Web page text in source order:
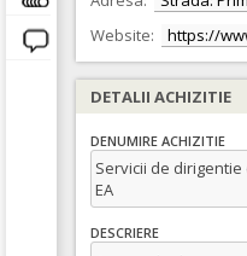
Website:
https://
DETALII ACHIZITIE
DENUMIRE ACHIZITIE
Servicii de dirigentie
EA
DESCRIERE